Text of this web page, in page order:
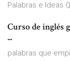
Palabras e Ideas
Curso de inglés
...
palabras que